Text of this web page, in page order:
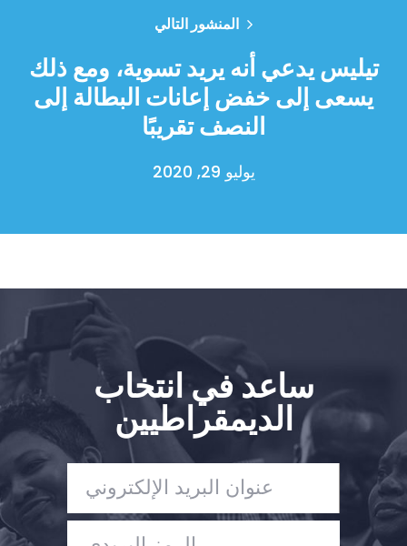
المنشور التالي
تيليس يدعي أنه يريد تسوية، ومع ذلك
يسعى إلى خفض إعانات البطالة إلى
النصف تقريبًا
يوليو 29, 2020
ساعد في انتخاب
الديمقراطيين